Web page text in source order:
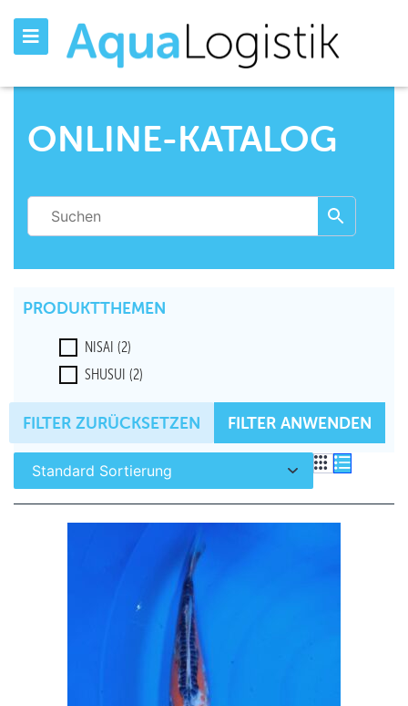
ONLINE-KATALOG
PRODUKTTHEMEN
NISAI (2)
SHUSUI (2)
FILTER ANWENDEN
FILTER ZURÜCKSETZEN